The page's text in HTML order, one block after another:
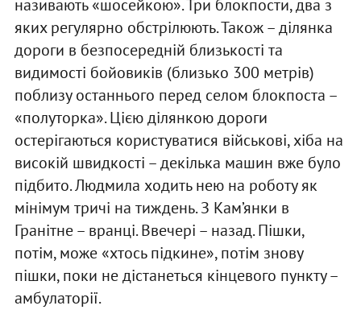
називають «шосейкою». Три блокпости, два з
яких регулярно обстрілюють. Також – ділянка
дороги в безпосередній близькості та
видимості бойовиків (близько 300 метрів)
поблизу останнього перед селом блокпоста –
«полуторка». Цією ділянкою дороги
остерігаються користуватися військові, хіба на
високій швидкості – декілька машин вже було
підбито. Людмила ходить нею на роботу як
мінімум тричі на тиждень. З Кам’янки в
Гранітне – вранці. Ввечері – назад. Пішки,
потім, може «хтось підкине», потім знову
пішки, поки не дістанеться кінцевого пункту –
амбулаторії.